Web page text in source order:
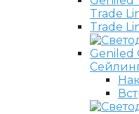
Trade
Trade